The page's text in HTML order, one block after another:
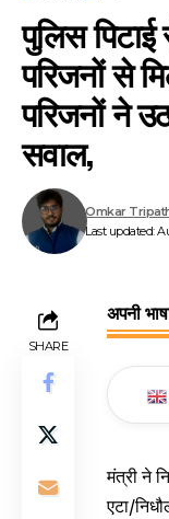
पुलिस
परिजनों से
परिजनों ने
सवाल,
Last updated:
Omkar
SHARE
अपनी
मंत्री ने
एटा/